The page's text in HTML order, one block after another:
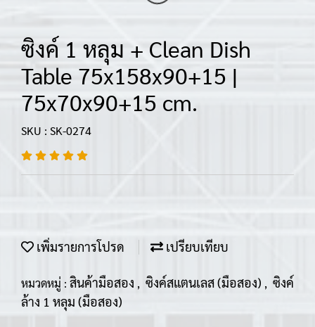
ซิงค์ 1 หลุม + Clean Dish
Table 75x158x90+15 |
75x70x90+15 cm.
SKU : SK-0274
เพิ่มรายการโปรด เปรียบเทียบ
หมวดหมู่ : สินค้ามือสอง , ซิงค์สแตนเลส (มือสอง) , ซิงค์
ล้าง 1 หลุม (มือสอง)